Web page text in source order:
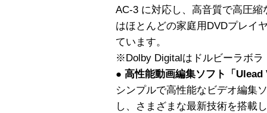
AC-3 に対応し、高音質で高圧
はほとんどの家庭用DVDプレイ
ています。
※Dolby Digitalはドルビーラボラ
● 高性能動画編集ソフト「
シンプルで高性能なビデオ編集
し、さまざまな最新技術を搭載